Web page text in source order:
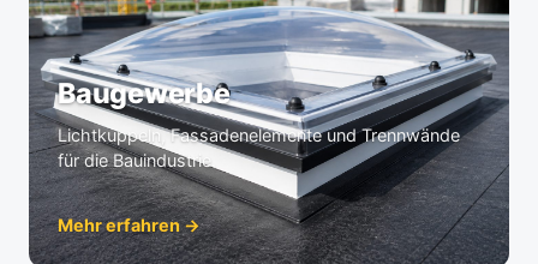
Baugewerbe
Lichtkuppeln, Fassadenelemente und Trennwände
für die Bauindustrie.
Mehr erfahren →